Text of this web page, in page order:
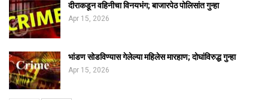
दीराकडून वहिनीचा विनयभंग; बाजारपेठ पोलिसांत गुन्हा
Apr 15, 2026
भांडण सोडविण्यास गेलेल्या महिलेस मारहाण; दोघांविरुद्ध गुन्हा
Apr 15, 2026